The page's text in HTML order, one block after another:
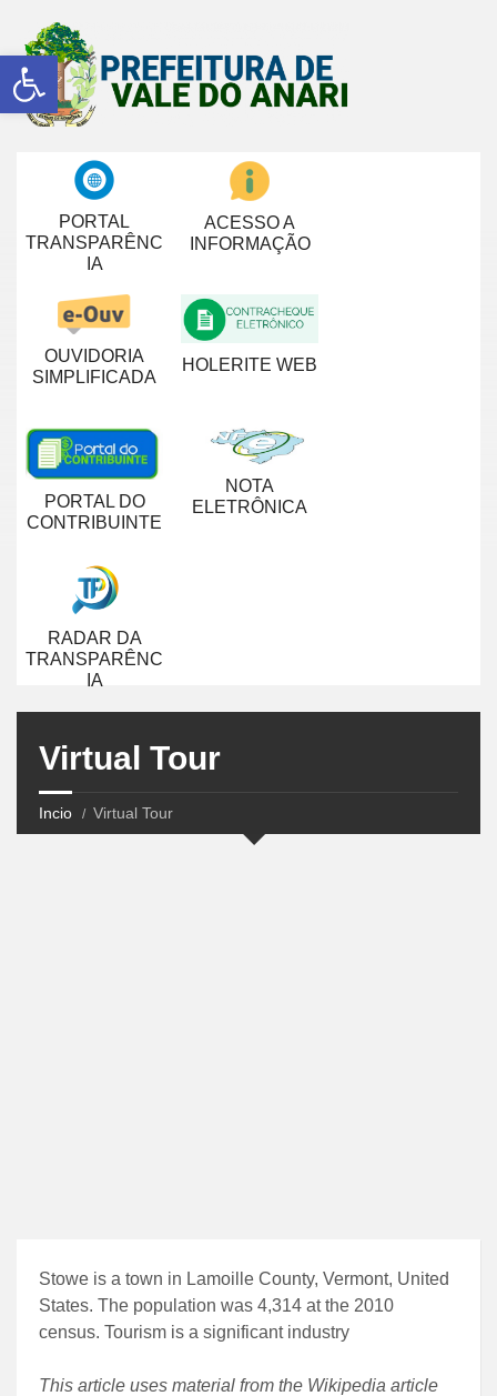
Abrir a barra de ferramentas
PORTAL
TRANSPARÊNC
IA
ACESSO A
INFORMAÇÃO
OUVIDORIA
SIMPLIFICADA
HOLERITE WEB
PORTAL DO
CONTRIBUINTE
NOTA
ELETRÔNICA
RADAR DA
TRANSPARÊNC
IA
Virtual Tour
Incio Virtual Tour
Stowe is a town in Lamoille County, Vermont, United
States. The population was 4,314 at the 2010
census. Tourism is a significant industry
This article uses material from the Wikipedia article